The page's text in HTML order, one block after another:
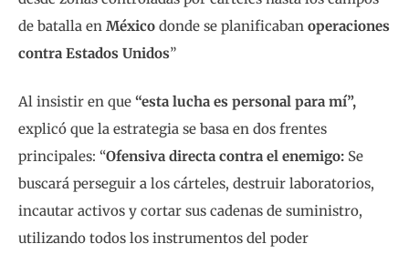
de batalla en México donde se planificaban operaciones
contra Estados Unidos”
Al insistir en que “esta lucha es personal para mí”,
explicó que la estrategia se basa en dos frentes
principales: “Ofensiva directa contra el enemigo: Se
buscará perseguir a los cárteles, destruir laboratorios,
incautar activos y cortar sus cadenas de suministro,
utilizando todos los instrumentos del poder